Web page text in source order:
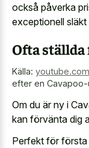
också påverka
exceptionell släkt
Ofta ställda
Källa: youtube.com
efter en
Om du är ny i
kan förvänta dig
Perfekt för första